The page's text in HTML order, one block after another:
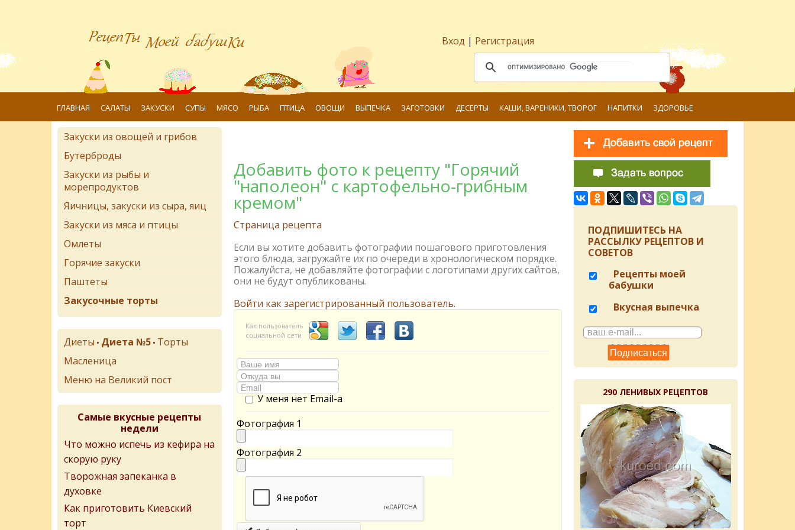
Вход | Регистрация
ГЛАВНАЯ САЛАТЫ ЗАКУСКИ СУПЫ МЯСО РЫБА ПТИЦА ОВОЩИ ВЫПЕЧКА ЗАГОТОВКИ ДЕСЕРТЫ КАШИ, ВАРЕНИКИ, ТВОРОГ НАПИТКИ ЗДОРОВЬЕ
Добавить фото к рецепту "Горячий
"наполеон" с картофельно-грибным
кремом"
Страница рецепта
Если вы хотите добавить фотографии пошагового приготовления
этого блюда, загружайте их по очереди в хронологическом порядке.
Пожалуйста, не добавляйте фотографии с логотипами других сайтов,
они не будут опубликованы.
Войти как зарегистрированный пользователь.
Как пользователь
социальной сети
У меня нет Email-а
Фотография 1
Фотография 2
Закуски из овощей и грибов
Бутерброды
Закуски из рыбы и
морепродуктов
Яичницы, закуски из сыра, яиц
Закуски из мяса и птицы
Омлеты
Горячие закуски
Паштеты
Закусочные торты
Диеты • Диета №5 • Торты
Масленица
Меню на Великий пост
Самые вкусные рецепты
недели
Что можно испечь из кефира на
скорую руку
Творожная запеканка в
духовке
Как приготовить Киевский
торт
ПОДПИШИТЕСЬ НА
РАССЫЛКУ РЕЦЕПТОВ И
СОВЕТОВ
Рецепты моей
бабушки
Вкусная выпечка
290 ЛЕНИВЫХ РЕЦЕПТОВ